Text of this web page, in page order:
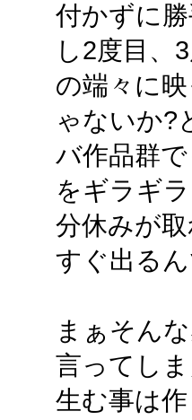
付かずに
し2度目、
の端々に
ゃないか?
バ作品群
をギラギ
分休みが
すぐ出るん
まぁそん
言ってし
生む事は